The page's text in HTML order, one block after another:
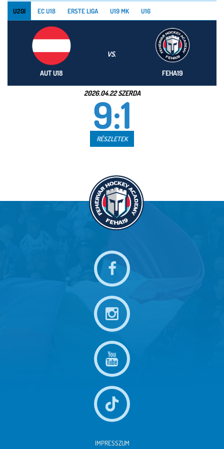
U20I EC U18 ERSTE LIGA U19 MK U16
AUT U18
VS.
FEHA19
2026.04.22 SZERDA
9:1
RÉSZLETEK
IMPRESSZUM